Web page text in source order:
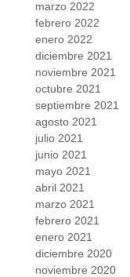
marzo 2022
febrero 2022
enero 2022
diciembre 2021
noviembre 2021
octubre 2021
septiembre 2021
agosto 2021
julio 2021
junio 2021
mayo 2021
abril 2021
marzo 2021
febrero 2021
enero 2021
diciembre 2020
noviembre 2020